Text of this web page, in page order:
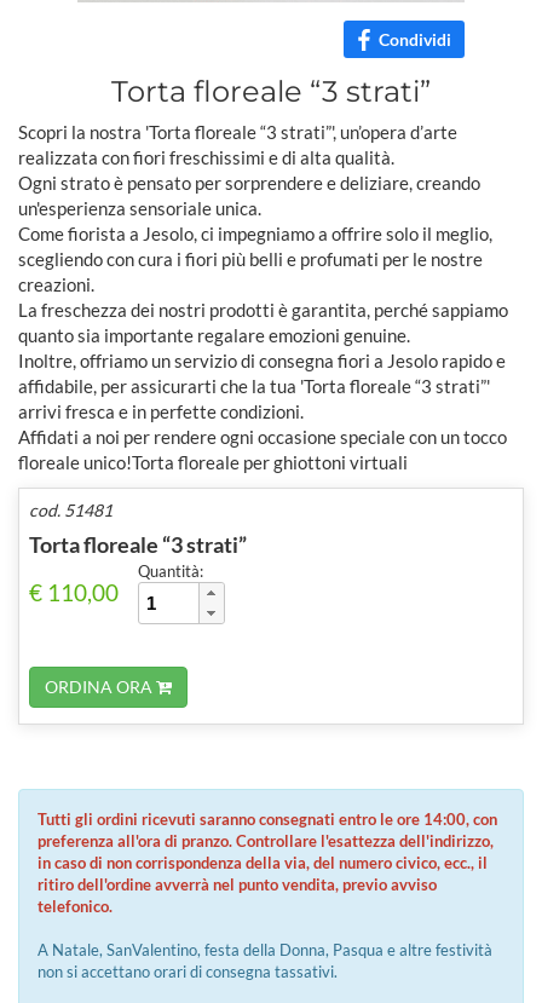
Condividi
Torta floreale “3 strati”
Scopri la nostra 'Torta floreale “3 strati”', un’opera d’arte
realizzata con fiori freschissimi e di alta qualità.
Ogni strato è pensato per sorprendere e deliziare, creando
un'esperienza sensoriale unica.
Come fiorista a Jesolo, ci impegniamo a offrire solo il meglio,
scegliendo con cura i fiori più belli e profumati per le nostre
creazioni.
La freschezza dei nostri prodotti è garantita, perché sappiamo
quanto sia importante regalare emozioni genuine.
Inoltre, offriamo un servizio di consegna fiori a Jesolo rapido e
affidabile, per assicurarti che la tua 'Torta floreale “3 strati”'
arrivi fresca e in perfette condizioni.
Affidati a noi per rendere ogni occasione speciale con un tocco
floreale unico!Torta floreale per ghiottoni virtuali
cod. 51481
Torta floreale “3 strati”
€ 110,00
Quantità:
ORDINA ORA
Tutti gli ordini ricevuti saranno consegnati entro le ore 14:00, con
preferenza all'ora di pranzo. Controllare l'esattezza dell'indirizzo,
in caso di non corrispondenza della via, del numero civico, ecc., il
ritiro dell'ordine avverrà nel punto vendita, previo avviso
telefonico.
A Natale, SanValentino, festa della Donna, Pasqua e altre festività
non si accettano orari di consegna tassativi.